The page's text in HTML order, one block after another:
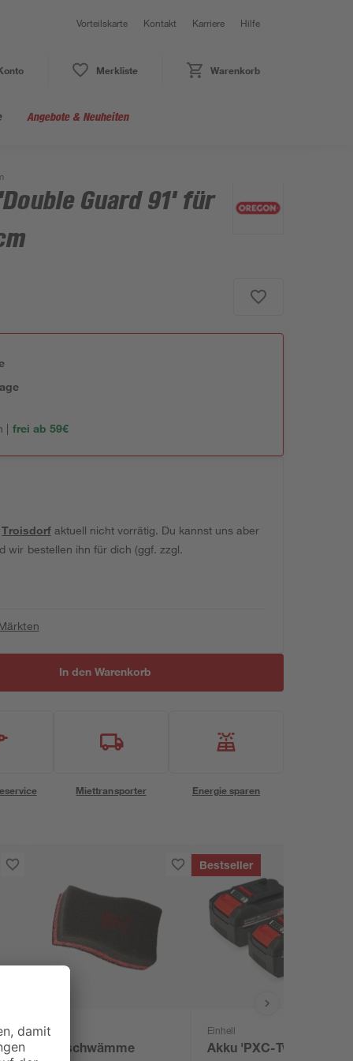
Vorteilskarte Kontakt Karriere Hilfe
Merkliste Warenkorb
Angebote & Neuheiten
Guard 91' für
| frei ab 59€
Troisdorfaktuell nicht vorrätig. Du kannst uns aber
wir bestellen ihn für dich (ggf. zzgl.
In den Warenkorb
Miettransporter Energie sparen
l
Weber
Grillschwämme
Bestseller
Einhell
Akku 'PXC-Twinpack